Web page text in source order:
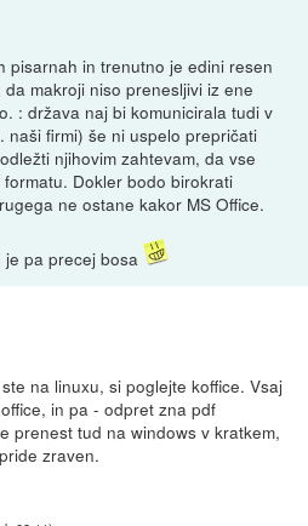
pisarnah in trenutno je edini resen
makroji niso prenesljivi iz ene
: država naj bi komunicirala tudi v
naši firmi) še ni uspelo prepričati
njihovim zahtevam, da vse
Dokler bodo birokrati
ne ostane kakor MS Office.
je pa precej bosa
na linuxu, si poglejte koffice. Vsaj
in pa - odpret zna pdf
prenest tud na windows v kratkem,
zraven.